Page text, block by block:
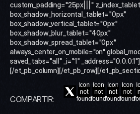
custom_padding="25px|||"
box_shadow_horizontal_tablet="0px"
box_shadow_vertical_tablet="0px"
box_shadow_blur_tablet="40px"
box_shadow_spread_tablet="0px"
always_center_on_mobile="on"
saved_tabs="all" _i="1"
[/et_pb_column][/et_pb_row][/
COMPARTIR:
Icon
not
found
Icon
not
found
Icon
not
found
Icon
not
found